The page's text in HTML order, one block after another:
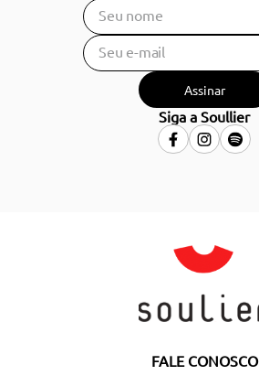
Assinar
Siga a Soullier
FALE CONOSCO